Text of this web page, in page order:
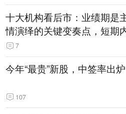
十大机构看后市：业绩期是
情演绎的关键变奏点，短期
或继续反弹，关注三条业绩主
7
今年“最贵”新股，中签率出炉
107